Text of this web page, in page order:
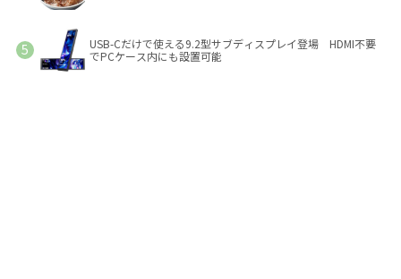
USB-Cだけで使える9.2型サブディスプレイ登場 HDMI不要
でPCケース内にも設置可能